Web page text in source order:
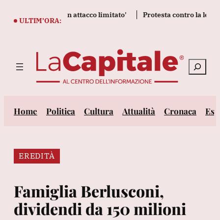
ULTIM’ORA:
Nato con attacco limitato' Protesta contro la legge
Cerca
Home Politica Cultura Attualità Cronaca
EREDITÀ
Famiglia Berlusconi,
dividendi da 150 milioni